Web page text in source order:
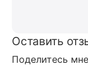
Оставить
Поделитесь